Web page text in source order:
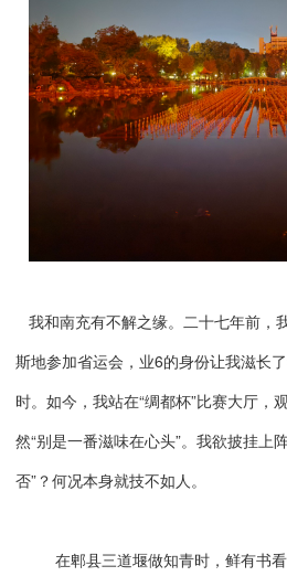
我和南充有不解之缘。二十七年前，
斯地参加省运会，业6的身份让我滋长
时。如今，我站在“绸都杯”比赛大厅，
然“别是一番滋味在心头”。我欲披挂上
否”？何况本身就技不如人。
在郫县三道堰做知青时，鲜有书